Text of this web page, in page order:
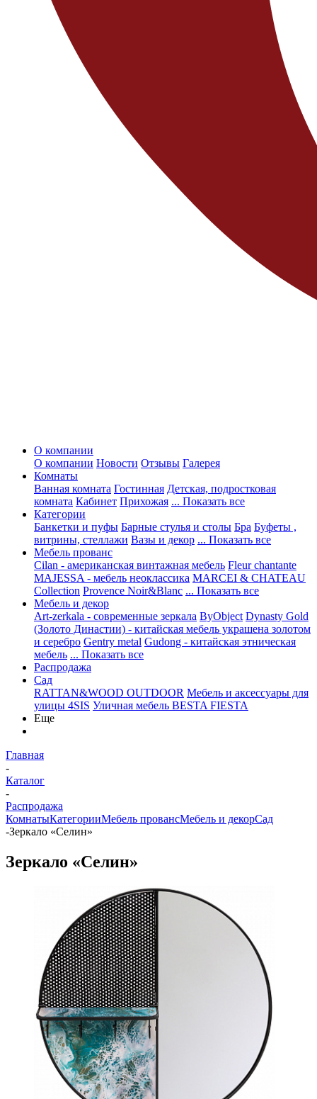
О компании
О компании Новости Отзывы Галерея
Комнаты
Ванная комната Гостинная Детская, подростковая
комната Кабинет Прихожая ... Показать все
Категории
Банкетки и пуфы Барные стулья и столы Бра Буфеты ,
витрины, стеллажи Вазы и декор ... Показать все
Мебель прованс
Cilan - американская винтажная мебель Fleur chantante
MAJESSA - мебель неоклассика MARCEI & CHATEAU
Collection Provence Noir&Blanc ... Показать все
Мебель и декор
Art-zerkala - современные зеркала ByObject Dynasty Gold
(Золото Династии) - китайская мебель украшена золотом
и серебро Gentry metal Gudong - китайская этническая
мебель ... Показать все
Распродажа
Сад
RATTAN&WOOD OUTDOOR Мебель и аксессуары для
улицы 4SIS Уличная мебель BESTA FIESTA
Еще
Главная
-
Каталог
-
Распродажа
КомнатыКатегорииМебель провансМебель и декорСад
-Зеркало «Селин»
Зеркало «Селин»